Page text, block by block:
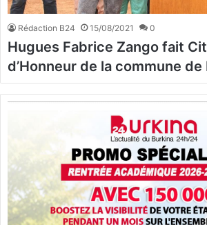
Rédaction B24 15/08/2021 0
Hugues Fabrice Zango fait
d’Honneur de la commune